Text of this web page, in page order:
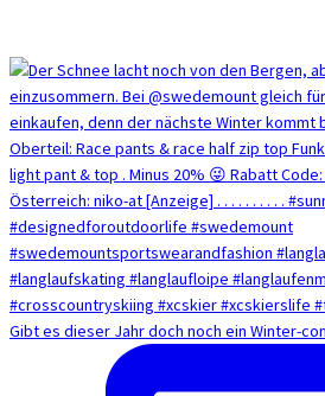
Gibt es dieser Jahr doch noch ein Winter-